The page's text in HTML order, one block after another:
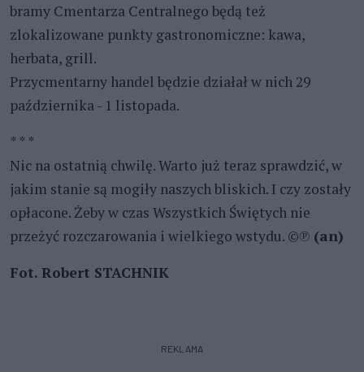
bramy Cmentarza Centralnego będą też
zlokalizowane punkty gastronomiczne: kawa,
herbata, grill.
Przycmentarny handel będzie działał w nich 29
października - 1 listopada.
* * *
Nic na ostatnią chwilę. Warto już teraz sprawdzić, w
jakim stanie są mogiły naszych bliskich. I czy zostały
opłacone. Żeby w czas Wszystkich Świętych nie
przeżyć rozczarowania i wielkiego wstydu. ©℗ (an)
Fot. Robert STACHNIK
REKLAMA